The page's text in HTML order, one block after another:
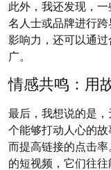
此外，我还发现，
名人士或品牌进行
影响力，还可以通
广。
情感共鸣：用
最后，我想说的是
个能够打动人心的
而提高链接的点击
的短视频，它们往